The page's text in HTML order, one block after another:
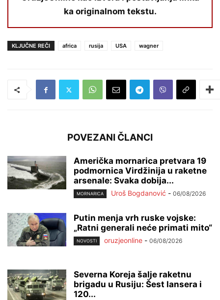
ka originalnom tekstu.
KLJUČNE REČI africa rusija USA wagner
POVEZANI ČLANCI
Američka mornarica pretvara 19
podmornica Virdžinija u raketne
arsenale: Svaka dobija...
MORNARICA Uroš Bogdanović - 06/08/2026
Putin menja vrh ruske vojske:
„Ratni generali neće primati mito“
NOVOSTI oruzjeonline - 06/08/2026
Severna Koreja šalje raketnu
brigadu u Rusiju: Šest lansera i
120...